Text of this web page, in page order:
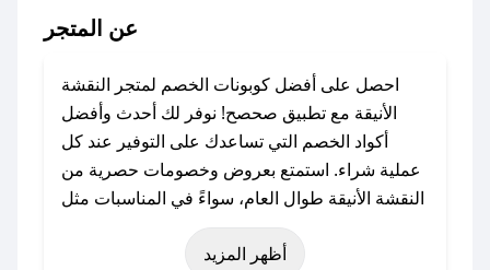
عن المتجر
احصل على أفضل كوبونات الخصم لمتجر النقشة
الأنيقة مع تطبيق صحصح! نوفر لك أحدث وأفضل
أكواد الخصم التي تساعدك على التوفير عند كل
عملية شراء. استمتع بعروض وخصومات حصرية من
النقشة الأنيقة طوال العام، سواءً في المناسبات مثل
عيد الفطر، عيد الأضحى، الجمعة البيضاء (شهر
نوفمبر)، رمضان، اليوم الوطني، يوم التأسيس، أو
أظهر المزيد